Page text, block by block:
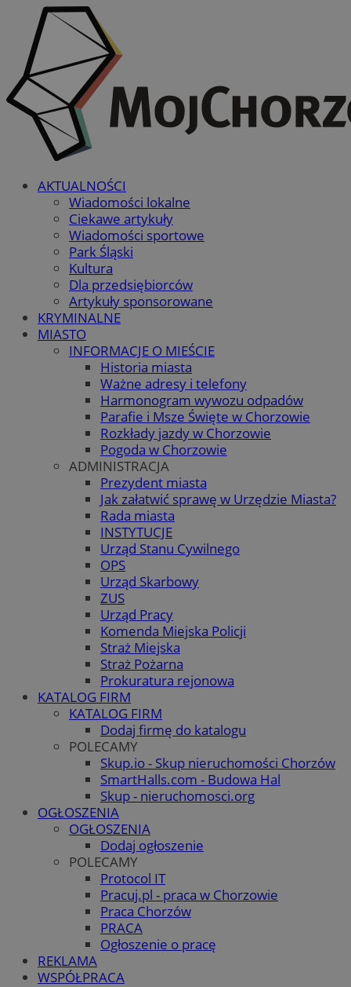
AKTUALNOŚCI
Wiadomości lokalne
Ciekawe artykuły
Wiadomości sportowe
Park Śląski
Kultura
Dla przedsiębiorców
Artykuły sponsorowane
KRYMINALNE
MIASTO
INFORMACJE O MIEŚCIE
Historia miasta
Ważne adresy i telefony
Harmonogram wywozu odpadów
Parafie i Msze Święte w Chorzowie
Rozkłady jazdy w Chorzowie
Pogoda w Chorzowie
ADMINISTRACJA
Prezydent miasta
Jak załatwić sprawę w Urzędzie Miasta?
Rada miasta
INSTYTUCJE
Urząd Stanu Cywilnego
OPS
Urząd Skarbowy
ZUS
Urząd Pracy
Komenda Miejska Policji
Straż Miejska
Straż Pożarna
Prokuratura rejonowa
KATALOG FIRM
KATALOG FIRM
Dodaj firmę do katalogu
POLECAMY
Skup.io - Skup nieruchomości Chorzów
SmartHalls.com - Budowa Hal
Skup - nieruchomosci.org
OGŁOSZENIA
OGŁOSZENIA
Dodaj ogłoszenie
POLECAMY
Protocol IT
Pracuj.pl - praca w Chorzowie
Praca Chorzów
PRACA
Ogłoszenie o pracę
REKLAMA
WSPÓŁPRACA